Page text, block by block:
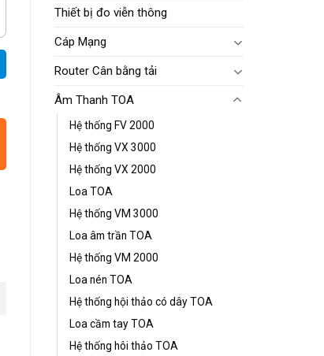
Thiết bị đo viễn thông
Cáp Mạng
Router Cân bằng tải
Âm Thanh TOA
Hệ thống FV 2000
Hệ thống VX 3000
Hệ thống VX 2000
Loa TOA
Hệ thống VM 3000
Loa âm trần TOA
Hệ thống VM 2000
Loa nén TOA
Hệ thống hội thảo có dây TOA
Loa cầm tay TOA
Hệ thống hôi thảo TOA